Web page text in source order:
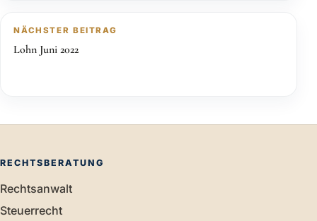
NÄCHSTER BEITRAG
Lohn Juni 2022
RECHTSBERATUNG
Rechtsanwalt
Steuerrecht